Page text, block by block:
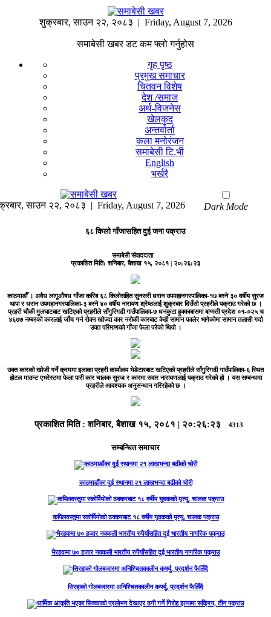
शुक्रबार,साउन २२, २०८३ | Friday, August 7, 2026
समाबेसी खबर डट कम फ्लो गर्नुहोस
गृह पृष्ठ
प्रमुख समाचार
चितवन विशेष
देश /समाज
अर्थ-विजनेस
खेलकुद
अन्तर्वार्ता
कला मनोरंजन
समाबेसी टि.भी
English
भर्खरै
,साउन २२, २०८३ | Friday, August 7, 2026 Dark Mode
६८ किलो गाँजासहित दुई जना पक्राउ
समाबेसी संवाददाता
प्रकाशित मिति:शनिबार, बैशाख १५, २०८१ | २०:२६:२३
काठमाडौँ । अवैध लागूऔषध गाँजा करिब ६८ किलोसहित सुनसरी धरान उपमहानगरपालिका-१७ बस्ने ३० वर्षीय सुरज
थापा र धरान उपमहानगरपालिका-३ बस्ने ४० वर्षीय नारायण श्रेष्ठलाई शुक्रबार दिउँसो प्रहरीले पक्राउ गरेको छ ।
प्रहरी चौकी मुलघाटबाट खटिएको प्रहरीले साँगुरिगढी गाउँपालिका-७ धनकुटा हुक्काबासमा बाग्मती प्रदेश ०१-०२५ च
४६७७ नम्बरको कारलाई जाँच गर्न रोक्न खोज्दा कार नरोकी कारबाट केही सामान फालेर भागेकोमा सामान तलासी गर्दा
उक्त परिमाणको गाँजा फेला परेको थियो ।
उक्त कारको खोजी गर्ने क्रममा इलाका प्रहरी कार्यालय भेडेटारबाट खटिएको प्रहरीले साँगुरिगढी गाउँपालिका-६ स्थित
होटल माउन्ट एभरेस्टमा फेला पारी कार चालक सुरज र कारमा सवार नारायणलाई पक्राउ गरेको हो । यस सम्बन्धमा
प्रहरीले आवश्यक अनुसन्धान गरिरहेको छ ।
प्रकाशित मिति :शनिबार, बैशाख १५, २०८१ | २०:२६:२३ 4313
सम्बन्धित समाचार
काठमाडौंका दुई स्थानमा २१ लाखभन्दा बढीको चोरी
कपिलवस्तुमा स्कोर्पियोको ठक्करबाट १८ वर्षीय युवकको मृत्यु, चालक पक्राउ
भैरहवामा ७० हजार नक्कली भारतीय रुपैयाँसहित दुई भारतीय नागरिक पक्राउ
सिरहाको गोलबजारमा अनिश्चितकालीन कर्फ्यु, प्रदर्शन फैलिँदै